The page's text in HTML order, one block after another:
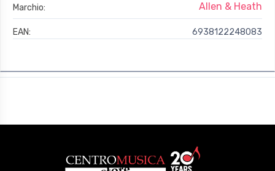
Marchio: Allen & Heath
EAN: 6938122248083